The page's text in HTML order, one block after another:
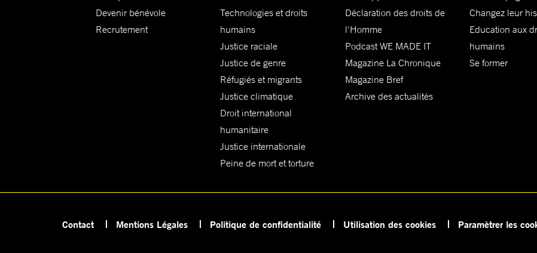
Devenir bénévole
Recrutement
Technologies et droits
humains
Justice raciale
Justice de genre
Réfugiés et migrants
Justice climatique
Droit international
humanitaire
Justice internationale
Peine de mort et torture
Déclaration des droits de
l'Homme
Podcast WE MADE IT
Magazine La Chronique
Magazine Bref
Archive des actualités
Changez leur
Education aux
humains
Se former
Contact Mentions Légales Politique de confidentialité Utilisation des cookies Paramètrer les